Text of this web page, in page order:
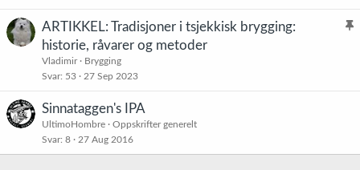
K
ARTIKKEL: Tradisjoner i tsjekkisk brygging:
historie, råvarer og metoder
Vladimir
Brygging
Svar 53 27 Sep 2023
Sinnataggen's IPA
UltimoHombre
Oppskrifter generelt
Svar 8 27 Aug 2016